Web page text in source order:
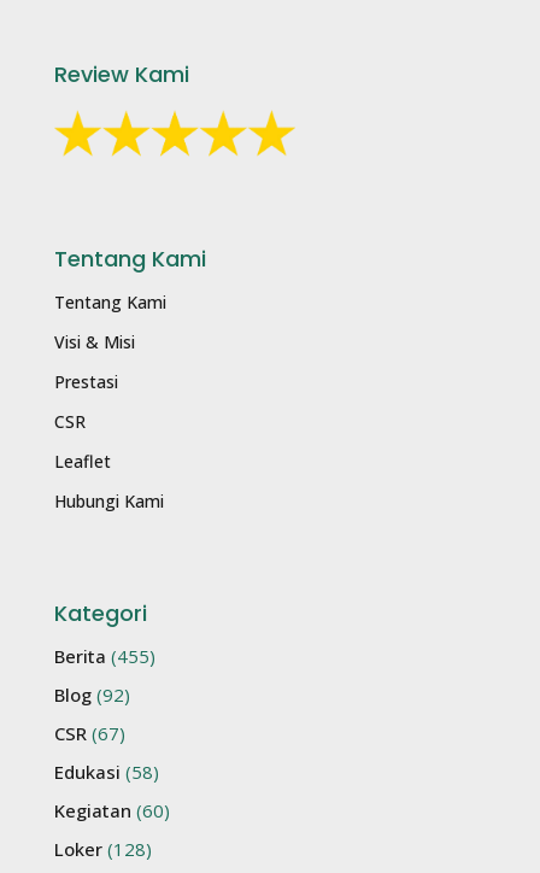
Review Kami
Tentang Kami
Tentang Kami
Visi & Misi
Prestasi
CSR
Leaflet
Hubungi Kami
Kategori
Berita (455)
Blog (92)
CSR (67)
Edukasi (58)
Kegiatan (60)
Loker (128)